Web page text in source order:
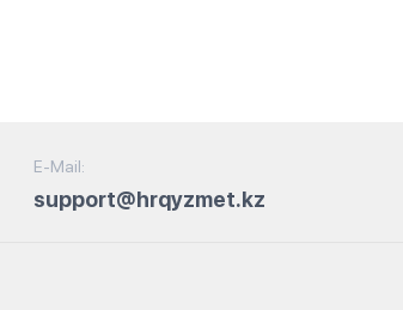
E-Mail:
support@hrqyzmet.kz